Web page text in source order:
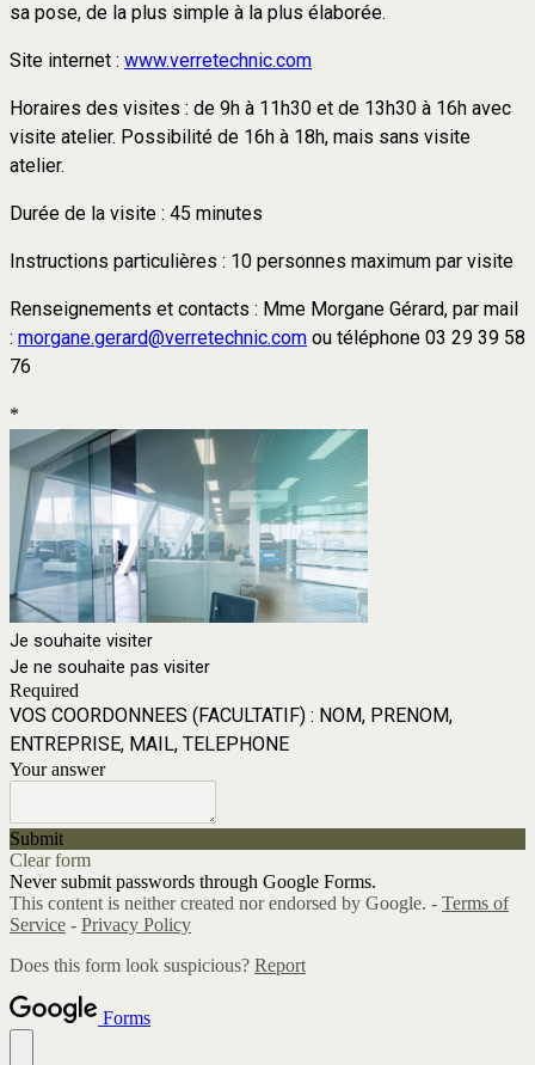
sa pose, de la plus simple à la plus élaborée.
Site internet : www.verretechnic.com
Horaires des visites : de 9h à 11h30 et de 13h30 à 16h avec
visite atelier. Possibilité de 16h à 18h, mais sans visite
atelier.
Durée de la visite : 45 minutes
Instructions particulières : 10 personnes maximum par visite
Renseignements et contacts : Mme Morgane Gérard, par mail
: morgane.gerard@verretechnic.com ou téléphone 03 29 39 58
76
*
Je souhaite visiter
Je ne souhaite pas visiter
Required
VOS COORDONNEES (FACULTATIF) : NOM, PRENOM,
ENTREPRISE, MAIL, TELEPHONE
Your answer
Submit
Clear form
Never submit passwords through Google Forms.
This content is neither created nor endorsed by Google. - Terms of
Service - Privacy Policy
Does this form look suspicious? Report
Forms